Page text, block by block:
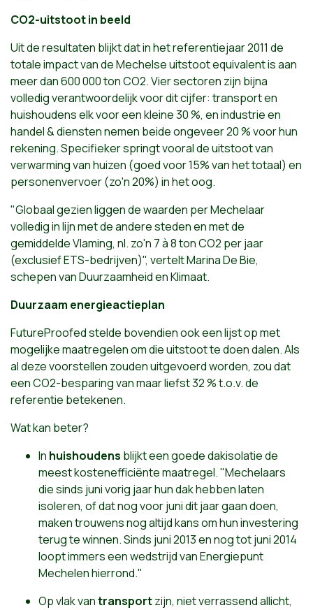
CO2-uitstoot in beeld
Uit de resultaten blijkt dat in het referentiejaar 2011 de
totale impact van de Mechelse uitstoot equivalent is aan
meer dan 600 000 ton CO2. Vier sectoren zijn bijna
volledig verantwoordelijk voor dit cijfer: transport en
huishoudens elk voor een kleine 30 %, en industrie en
handel & diensten nemen beide ongeveer 20 % voor hun
rekening. Specifieker springt vooral de uitstoot van
verwarming van huizen (goed voor 15% van het totaal) en
personenvervoer (zo'n 20%) in het oog.
"Globaal gezien liggen de waarden per Mechelaar
volledig in lijn met de andere steden en met de
gemiddelde Vlaming, nl. zo'n 7 à 8 ton CO2 per jaar
(exclusief ETS-bedrijven)", vertelt Marina De Bie,
schepen van Duurzaamheid en Klimaat.
Duurzaam energieactieplan
FutureProofed stelde bovendien ook een lijst op met
mogelijke maatregelen om die uitstoot te doen dalen. Als
al deze voorstellen zouden uitgevoerd worden, zou dat
een CO2-besparing van maar liefst 32 % t.o.v. de
referentie betekenen.
Wat kan beter?
In huishoudens blijkt een goede dakisolatie de
meest kostenefficiënte maatregel. "Mechelaars
die sinds juni vorig jaar hun dak hebben laten
isoleren, of dat nog voor juni dit jaar gaan doen,
maken trouwens nog altijd kans om hun investering
terug te winnen. Sinds juni 2013 en nog tot juni 2014
loopt immers een wedstrijd van Energiepunt
Mechelen hierrond."
Op vlak vantransportzijn, niet verrassend allicht,